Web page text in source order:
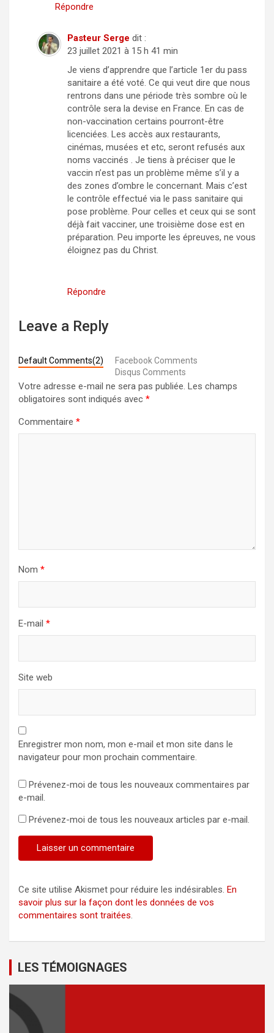
Répondre
Pasteur Serge dit :
23 juillet 2021 à 15 h 41 min
Je viens d’apprendre que l’article 1er du pass
sanitaire a été voté. Ce qui veut dire que nous
rentrons dans une période très sombre où le
contrôle sera la devise en France. En cas de
non-vaccination certains pourront-être
licenciées. Les accès aux restaurants,
cinémas, musées et etc, seront refusés aux
noms vaccinés . Je tiens à préciser que le
vaccin n’est pas un problème même s’il y a
des zones d’ombre le concernant. Mais c’est
le contrôle effectué via le pass sanitaire qui
pose problème. Pour celles et ceux qui se sont
déjà fait vacciner, une troisième dose est en
préparation. Peu importe les épreuves, ne vous
éloignez pas du Christ.
Répondre
Leave a Reply
Default Comments(2)
Facebook Comments
Disqus Comments
Votre adresse e-mail ne sera pas publiée. Les champs
obligatoires sont indiqués avec *
Commentaire *
Nom *
E-mail *
Site web
Enregistrer mon nom, mon e-mail et mon site dans le
navigateur pour mon prochain commentaire.
Prévenez-moi de tous les nouveaux commentaires par
e-mail.
Prévenez-moi de tous les nouveaux articles par e-mail.
Ce site utilise Akismet pour réduire les indésirables. En
savoir plus sur la façon dont les données de vos
commentaires sont traitées.
LES TÉMOIGNAGES